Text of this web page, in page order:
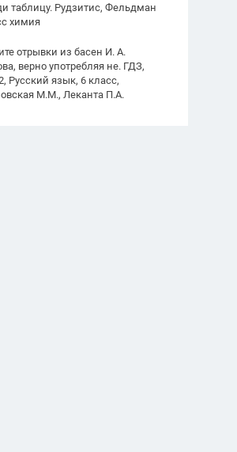
таблицу. Рудзитис, Фельдман
химия
отрывки из басен И. А.
верно употребляя не. ГДЗ,
Русский язык, 6 класс,
М.М., Леканта П.А.